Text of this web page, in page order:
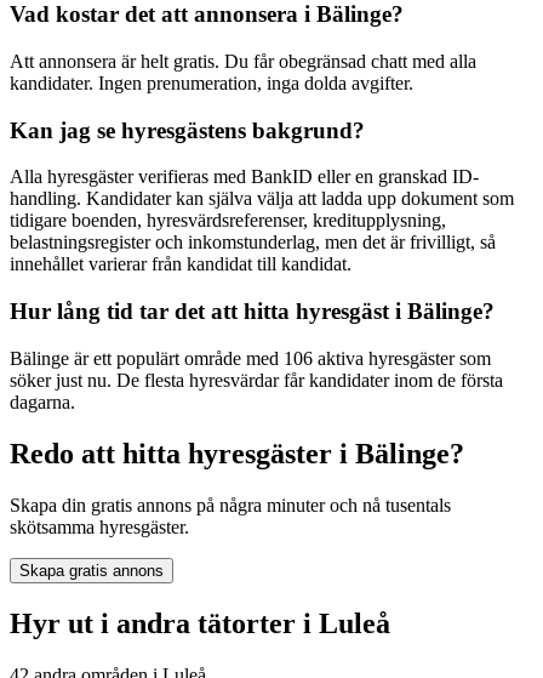
Vad kostar det att annonsera i Bälinge?
Att annonsera är helt gratis. Du får obegränsad chatt med alla
kandidater. Ingen prenumeration, inga dolda avgifter.
Kan jag se hyresgästens bakgrund?
Alla hyresgäster verifieras med BankID eller en granskad ID-
handling. Kandidater kan själva välja att ladda upp dokument som
tidigare boenden, hyresvärdsreferenser, kreditupplysning,
belastningsregister och inkomstunderlag, men det är frivilligt, så
innehållet varierar från kandidat till kandidat.
Hur lång tid tar det att hitta hyresgäst i Bälinge?
Bälinge är ett populärt område med 106 aktiva hyresgäster som
söker just nu. De flesta hyresvärdar får kandidater inom de första
dagarna.
Redo att hitta hyresgäster i Bälinge?
Skapa din gratis annons på några minuter och nå tusentals
skötsamma hyresgäster.
Skapa gratis annons
Hyr ut i andra tätorter i Luleå